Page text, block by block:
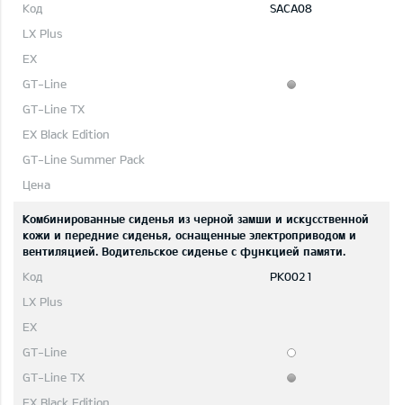
SACA08
Комбинированные сиденья из черной замши и искусственной
кожи и передние сиденья, оснащенные электроприводом и
вентиляцией. Водительское сиденье с функцией памяти.
PK0021